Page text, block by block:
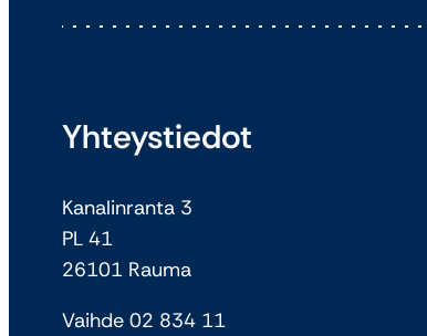
Yhteystiedot
Kanalinranta 3
PL 41
26101 Rauma
Vaihde 02 834 11